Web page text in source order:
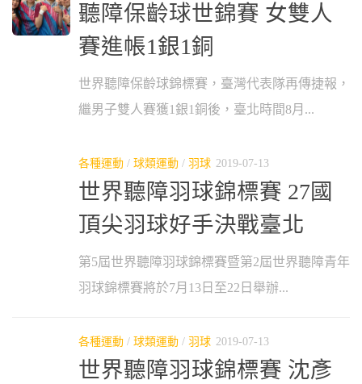
聽障保齡球世錦賽 女雙人
賽進帳1銀1銅
世界聽障保齡球錦標賽，臺灣代表隊再傳捷報，
繼男子雙人賽獲1銀1銅後，臺北時間8月...
各種運動 / 球類運動 / 羽球 2019-07-13
世界聽障羽球錦標賽 27國
頂尖羽球好手決戰臺北
第5屆世界聽障羽球錦標賽暨第2屆世界聽障青年
羽球錦標賽將於7月13日至22日舉辦...
各種運動 / 球類運動 / 羽球 2019-07-13
世界聽障羽球錦標賽 沈彥